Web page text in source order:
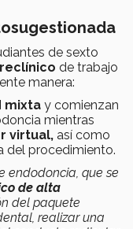
de sexto
de trabajo
manera:
mixta y comienzan
mientras
virtual, así como
del procedimiento.
endodoncia, que se
de alta
del paquete
realizar una